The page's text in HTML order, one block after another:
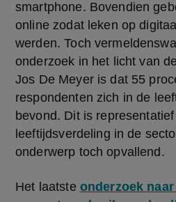
smartphone. Bovendien
online zodat leken op
werden. Toch
onderzoek in het licht van
Jos De Meyer is dat 55
respondenten zich in de
bevond. Dit is
leeftijdsverdeling in de
onderwerp toch opvallend.
Het laatste onderzoek